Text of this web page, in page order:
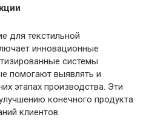
для текстильной
инновационные
системы
помогают выявлять и
этапах производства. Эти
конечного продукта
клиентов.